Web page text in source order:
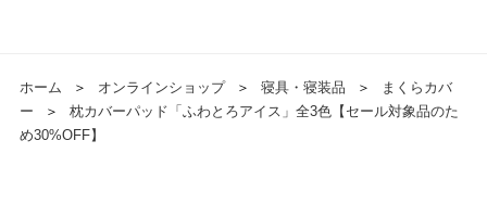
ホーム ＞ オンラインショップ ＞ 寝具・寝装品 ＞
まくらカバ
ー
＞
枕カバーパッド「ふわとろアイス」全3色【セール対象品のた
め30%OFF】